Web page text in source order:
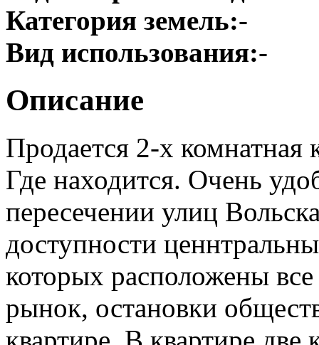
Категория земель:-
Вид использования:-
Описание
Продается 2-х комнатная
Где находится. Очень
пересечении улиц
доступности
которых расположены
рынок, остановки